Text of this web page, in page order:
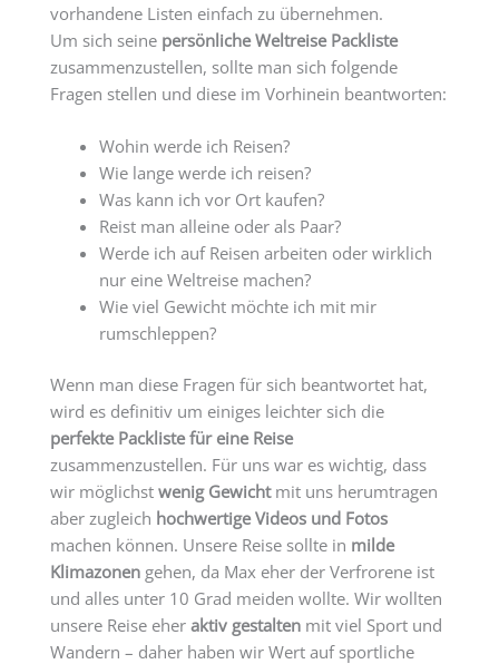
vorhandene Listen einfach zu übernehmen.
Um sich seine persönliche Weltreise Packliste
zusammenzustellen, sollte man sich folgende
Fragen stellen und diese im Vorhinein beantworten:
Wohin werde ich Reisen?
Wie lange werde ich reisen?
Was kann ich vor Ort kaufen?
Reist man alleine oder als Paar?
Werde ich auf Reisen arbeiten oder wirklich
nur eine Weltreise machen?
Wie viel Gewicht möchte ich mit mir
rumschleppen?
Wenn man diese Fragen für sich beantwortet hat,
wird es definitiv um einiges leichter sich die
perfekte Packliste für eine Reise
zusammenzustellen. Für uns war es wichtig, dass
wir möglichst wenig Gewicht mit uns herumtragen
aber zugleich hochwertige Videos und Fotos
machen können. Unsere Reise sollte in milde
Klimazonen gehen, da Max eher der Verfrorene ist
und alles unter 10 Grad meiden wollte. Wir wollten
unsere Reise eher aktiv gestalten mit viel Sport und
Wandern – daher haben wir Wert auf sportliche